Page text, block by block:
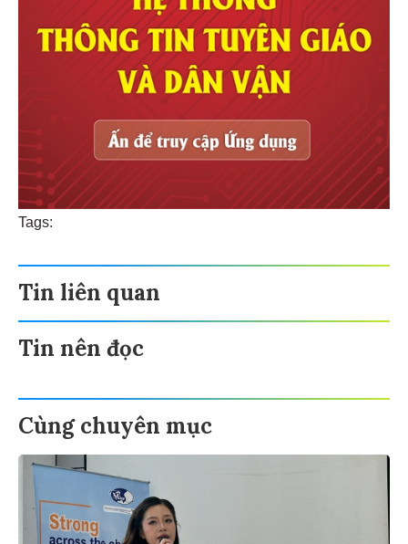
Tags:
Tin liên quan
Tin nên đọc
Cùng chuyên mục